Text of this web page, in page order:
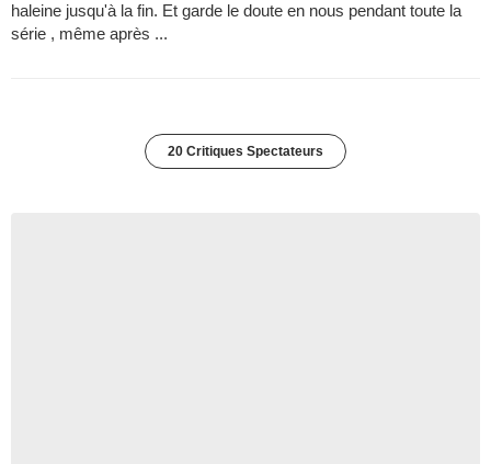
haleine jusqu'à la fin. Et garde le doute en nous pendant toute la
série , même après ...
20 Critiques Spectateurs